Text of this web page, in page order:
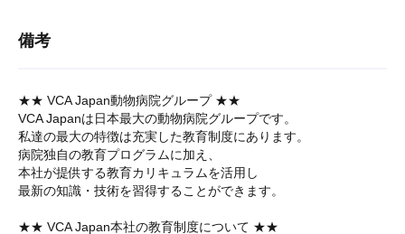
備考
★★ VCA Japan動物病院グループ ★★
VCA Japanは日本最大の動物病院グループです。
私達の最大の特徴は充実した教育制度にあります。
病院独自の教育プログラムに加え、
本社が提供する教育カリキュラムを活用し
最新の知識・技術を習得することができます。
★★ VCA Japan本社の教育制度について ★★